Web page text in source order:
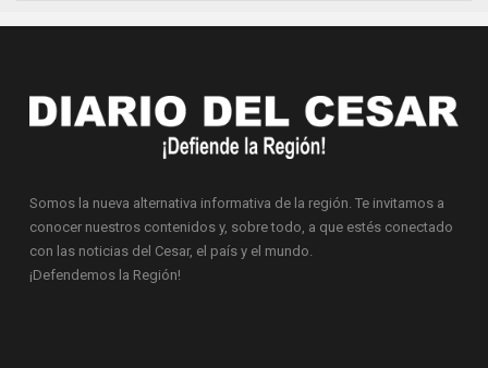
Somos la nueva alternativa informativa de la región. Te invitamos a
conocer nuestros contenidos y, sobre todo, a que estés conectado
con las noticias del Cesar, el país y el mundo.
¡Defendemos la Región!